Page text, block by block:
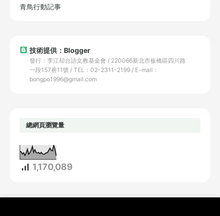
青鳥行動記事
技術提供：Blogger
發行：李江却台語文教基金會 / 220066新北市板橋區四川路
一段157巷11號 / TEL：02-2311-2199 / E-mail：
bongpo1996@gmail.com
總網頁瀏覽量
1,170,089